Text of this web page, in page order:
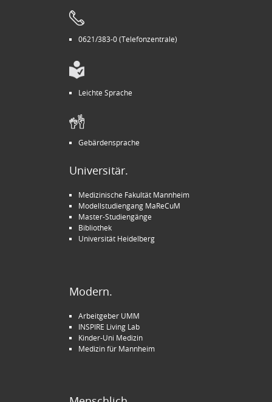
0621/383-0 (Telefonzentrale)
Leichte Sprache
Gebärdensprache
Universitär.
Medizinische Fakultät Mannheim
Modellstudiengang MaReCuM
Master-Studiengänge
Bibliothek
Universität Heidelberg
Modern.
Arbeitgeber UMM
INSPIRE Living Lab
Kinder-Uni Medizin
Medizin für Mannheim